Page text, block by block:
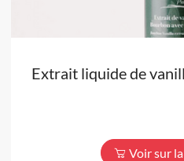
Extrait liquide de
Voir sur